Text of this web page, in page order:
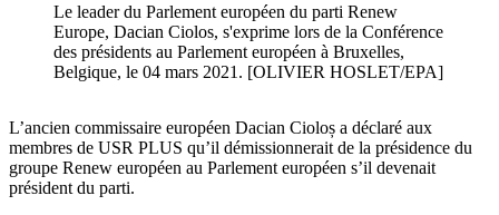
Le leader du Parlement européen du parti Renew
Europe, Dacian Ciolos, s'exprime lors de la Conférence
des présidents au Parlement européen à Bruxelles,
Belgique, le 04 mars 2021. [OLIVIER HOSLET/EPA]
L’ancien commissaire européen Dacian Cioloș a déclaré aux
membres de USR PLUS qu’il démissionnerait de la présidence du
groupe Renew européen au Parlement européen s’il devenait
président du parti.